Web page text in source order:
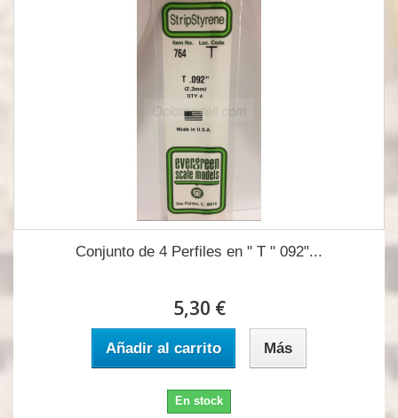
Conjunto de 4 Perfiles en " T " 092"...
5,30 €
Añadir al carrito Más
En stock